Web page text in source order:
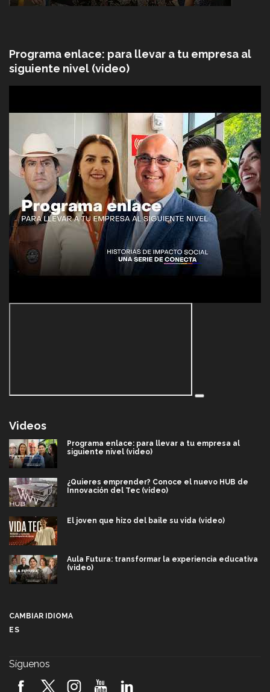
Programa enlace: para llevar a tu empresa al
siguiente nivel (video)
Videos
Programa enlace: para llevar a tu empresa al
siguiente nivel (video)
¿Quieres emprender? Conoce el nuevo HUB de
Innovación del Tec (video)
El joven que hizo del baile su vida (video)
Aula Futura: transformar la experiencia educativa
(video)
2026! (video)
CAMBIAR IDIOMA
ES
Síguenos